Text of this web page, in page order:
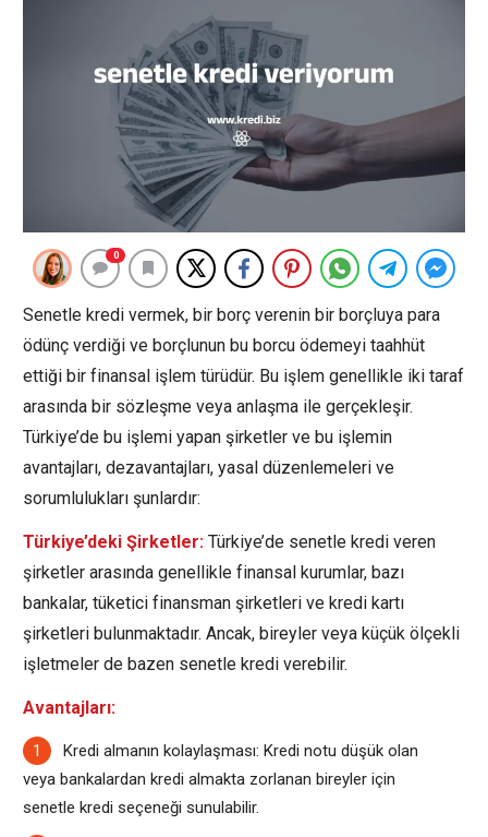
0
Senetle kredi vermek, bir borç verenin bir borçluya para
ödünç verdiği ve borçlunun bu borcu ödemeyi taahhüt
ettiği bir finansal işlem türüdür. Bu işlem genellikle iki taraf
arasında bir sözleşme veya anlaşma ile gerçekleşir.
Türkiye’de bu işlemi yapan şirketler ve bu işlemin
avantajları, dezavantajları, yasal düzenlemeleri ve
sorumlulukları şunlardır:
Türkiye’deki Şirketler: Türkiye’de senetle kredi veren
şirketler arasında genellikle finansal kurumlar, bazı
bankalar, tüketici finansman şirketleri ve kredi kartı
şirketleri bulunmaktadır. Ancak, bireyler veya küçük ölçekli
işletmeler de bazen senetle kredi verebilir.
Avantajları:
Kredi almanın kolaylaşması: Kredi notu düşük olan
veya bankalardan kredi almakta zorlanan bireyler için
senetle kredi seçeneği sunulabilir.